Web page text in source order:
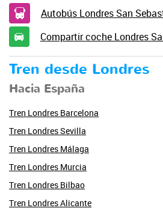
Autobús Londres San
Compartir coche Londres
Tren desde Londres
Hacia España
Tren Londres Barcelona
Tren Londres Sevilla
Tren Londres Málaga
Tren Londres Murcia
Tren Londres Bilbao
Tren Londres Alicante